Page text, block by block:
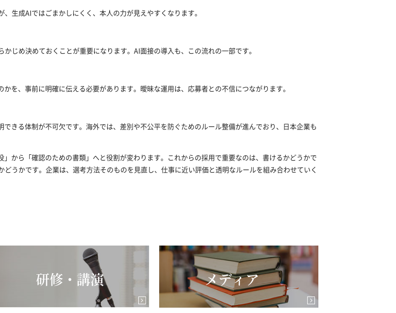
生成AIではごまかしにくく、本人の力が見えやすくなります。
じめ決めておくことが重要になります。AI面接の導入も、この流れの一部です。
を、事前に明確に伝える必要があります。曖昧な運用は、応募者との不信につながります。
きる体制が不可欠です。海外では、差別や不公平を防ぐためのルール整備が進んでおり、日本企業も
から「確認のための書類」へと役割が変わります。これからの採用で重要なのは、書けるかどうかで
うかです。企業は、選考方法そのものを見直し、仕事に近い評価と透明なルールを組み合わせていく
研修・講演 メディア